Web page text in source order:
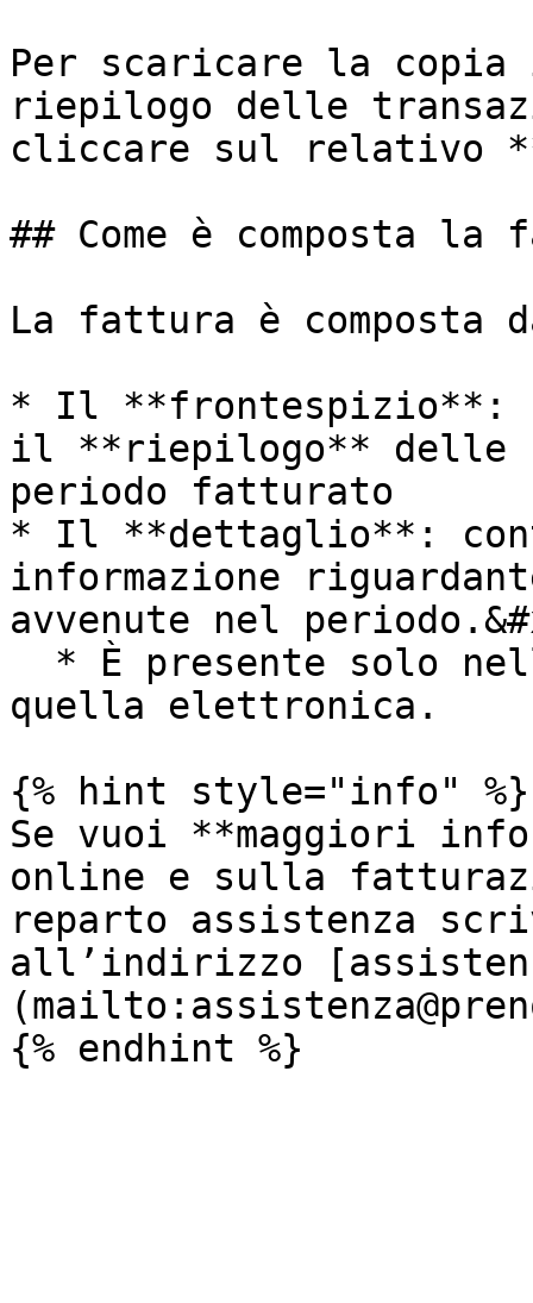
Per scaricare la copia
riepilogo delle
cliccare sul relativo
## Come è composta la
La fattura è composta
* Il **frontespizio**:
il **riepilogo** delle
periodo fatturato
* Il **dettaglio**:
informazione
avvenute nel
quella elettronica.
{% hint style="info" %}
Se vuoi **maggiori
online e sulla
reparto assistenza
all’indirizzo